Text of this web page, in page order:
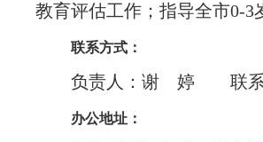
教育评估工作；指导全市0-3
联系方式：
负责人：谢 婷 联系
办公地址：